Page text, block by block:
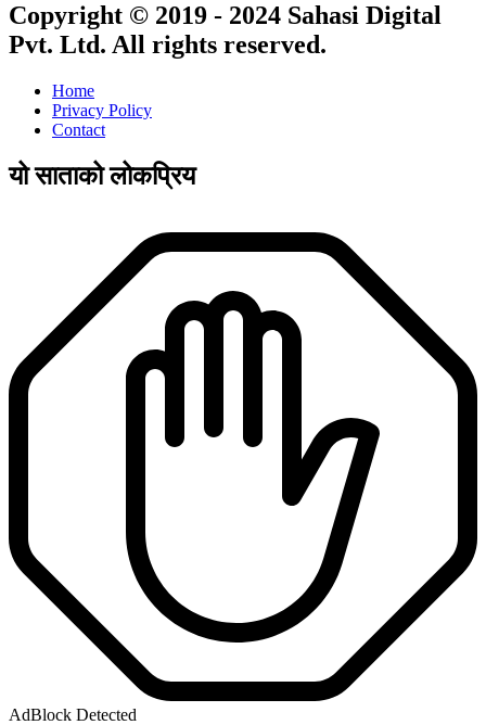
Copyright © 2019 - 2024 Sahasi Digital
Pvt. Ltd. All rights reserved.
Home
Privacy Policy
Contact
यो साताको लोकप्रिय
AdBlock Detected